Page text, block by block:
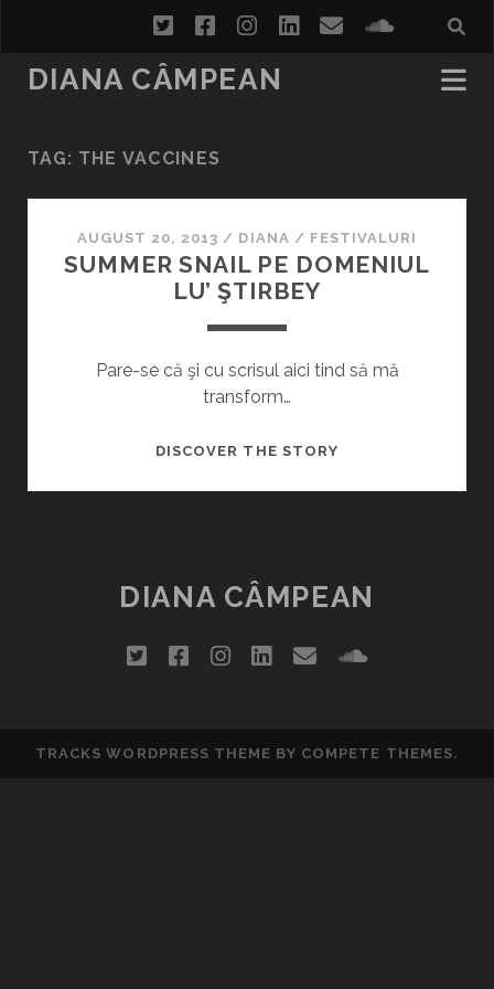
twitterfacebookinstagram
linkedin
email
DIANA CÂMPEAN
TAG: THE VACCINES
AUGUST 20, 2013 / DIANA / FESTIVALURI
SUMMER SNAIL PE DOMENIUL
LU’ ŞTIRBEY
Pare-se că şi cu scrisul aici tind să mă
transform…
DISCOVER THE STORYSUMMER
DIANA CÂMPEAN
twitterfacebookinstagram
linkedin
emailsoundcloud
TRACKS WORDPRESS THEME BY COMPETE THEMES.